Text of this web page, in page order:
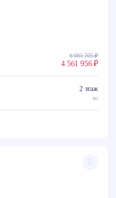
6 081 705 ₽
4 561 956 ₽
2 этаж
из